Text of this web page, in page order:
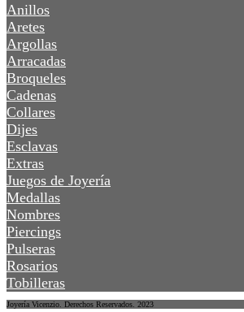
Anillos
Aretes
Argollas
Arracadas
Broqueles
Cadenas
Collares
Dijes
Esclavas
Extras
Juegos de Joyería
Medallas
Nombres
Piercings
Pulseras
Rosarios
Tobilleras
Joyería Vicenzio. Derechos Reservados. 2023